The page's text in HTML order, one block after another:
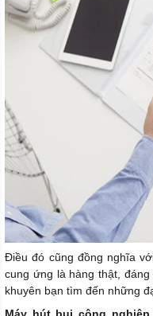
Điều đó cũng đồng nghĩa
cung ứng là hàng thật,
khuyên bạn tìm đến những
Máy hút bụi công